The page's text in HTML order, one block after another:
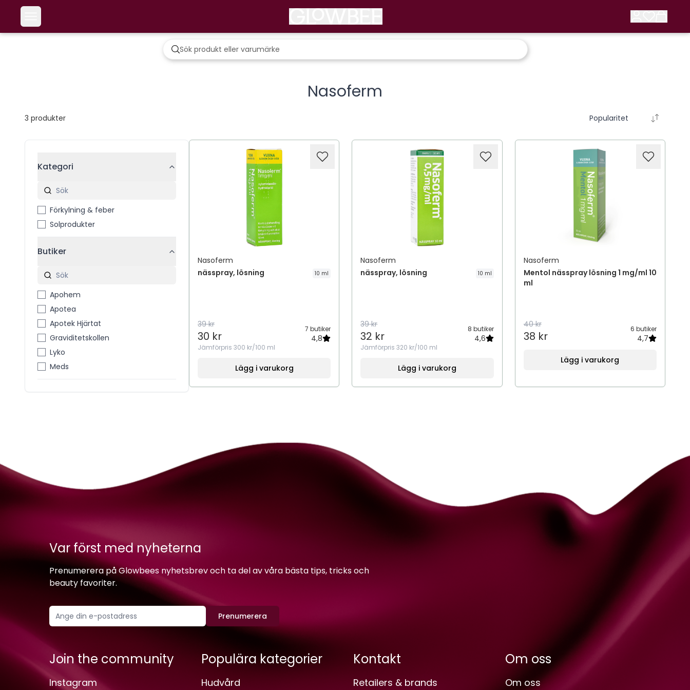
Nasoferm
3 produkter Popularitet
Kategori
Förkylning & feber
Solprodukter
Butiker
Apohem
Apotea
Apotek Hjärtat
Graviditetskollen
Lyko
Meds
Nasoferm
nässpray, lösning
10 ml
39 kr
30 kr
7 butiker
4,8
Jämförpris 300 kr/100 ml
Lägg i varukorg
Nasoferm
nässpray, lösning
10 ml
39 kr
32 kr
8 butiker
4,6
Jämförpris320 kr/100 ml
Lägg i varukorg
Nasoferm
Mentol nässpray lösning 1 mg/ml 10
ml
40 kr
38 kr
6 butiker
4,7
Lägg i varukorg
Var först med nyheterna
Prenumerera på Glowbees nyhetsbrev och ta del av våra bästa tips, tricks och
beauty favoriter.
Prenumerera
Join the community
Instagram
Populära kategorier
Hudvård
Kontakt
Retailers & brands
Om oss
Om oss